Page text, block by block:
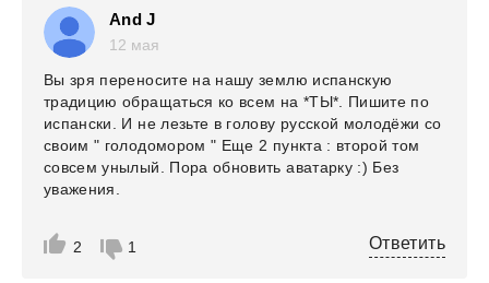
And J
12 мая
2 1
Вы зря переносите на нашу землю испанскую
традицию обращаться ко всем на *ТЫ*. Пишите по
испански. И не лезьте в голову русской молодёжи со
своим " голодомором " Еще 2 пункта : второй том
совсем унылый. Пора обновить аватарку :) Без
уважения.
Ответить